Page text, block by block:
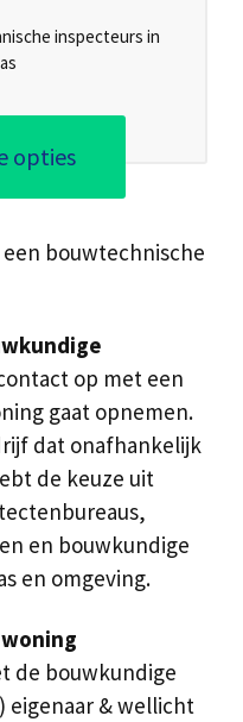
inspecteurs in
opties
bouwtechnische
op met een
gaat opnemen.
dat onafhankelijk
de keuze uit
en bouwkundige
en omgeving.
de bouwkundige
eigenaar & wellicht